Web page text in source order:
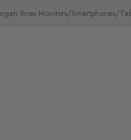
Ihres Monitors/Smartphones/